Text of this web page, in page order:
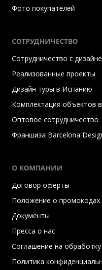
Фото покупателей
СОТРУДНИЧЕСТВО
Сотрудничество с
Реализованные проекты
Дизайн туры в Испанию
Комплектация объектов
Оптовое сотрудничество
Франшиза Barcelona
О КОМПАНИИ
Договор оферты
Положение о промокодах
Документы
Пресса о нас
Соглашение на
Политика